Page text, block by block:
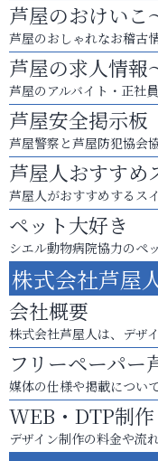
芦屋のおけい
芦屋のおしゃれなお稽古
芦屋の求人情報
芦屋のアルバイト・正社
芦屋安全掲示板
芦屋警察と芦屋防犯協会
芦屋人おすすめ
芦屋人がおすすめするス
ペット大好き
シエル動物病院協力のペ
株式会社芦屋
会社概要
株式会社芦屋人は、デザ
フリーペーパー
媒体の仕様や掲載につい
WEB・DTP制作
デザイン制作の料金や流